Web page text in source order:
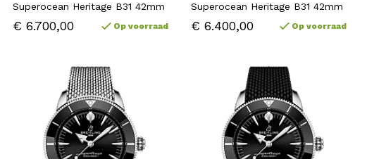
Superocean Heritage B31 42mm
€ 6.700,00 Op voorraad
Superocean Heritage B31 42mm
€ 6.400,00 Op voorraad